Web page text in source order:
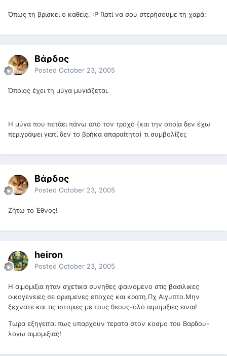
Όπως τη βρίσκει ο καθείς. :Ρ Γιατί να σου στερήσουμε τη χαρά;
Βάρδος
Posted October 23, 2005
Όποιος έχει τη μύγα μυγιάζεται.
Η μύγα που πετάει πάνω από τον τροχό (και την οποία δεν έχω
περιγράψει γιατί δεν το βρήκα απαραίτητο) τι συμβολίζει;
Βάρδος
Posted October 23, 2005
Ζήτω το Έθνος!
heiron
Posted October 23, 2005
Η αιμομιξια ηταν σχετικα συνηθες φαινομενο στις βασιλικες
οικογενειες σε ορισμενες εποχες και κρατη.Πχ Αιγυπτο.Μην
ξεχνατε και τις ιστοριες με τους θεους-ολο αιμομιξιες ειναι!
Τωρα εξηγειται πως υπαρχουν τερατα στον κοσμο του Βαρδου-
λογω αιμομιξιας!